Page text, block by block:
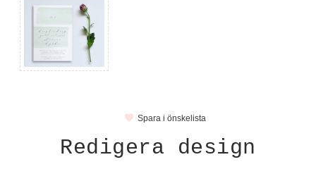
Spara i önskelista
Redigera design